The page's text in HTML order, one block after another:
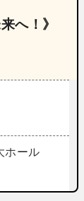
へ！》
ホール